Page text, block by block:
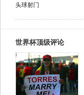
头球射门
世界杯顶级评论